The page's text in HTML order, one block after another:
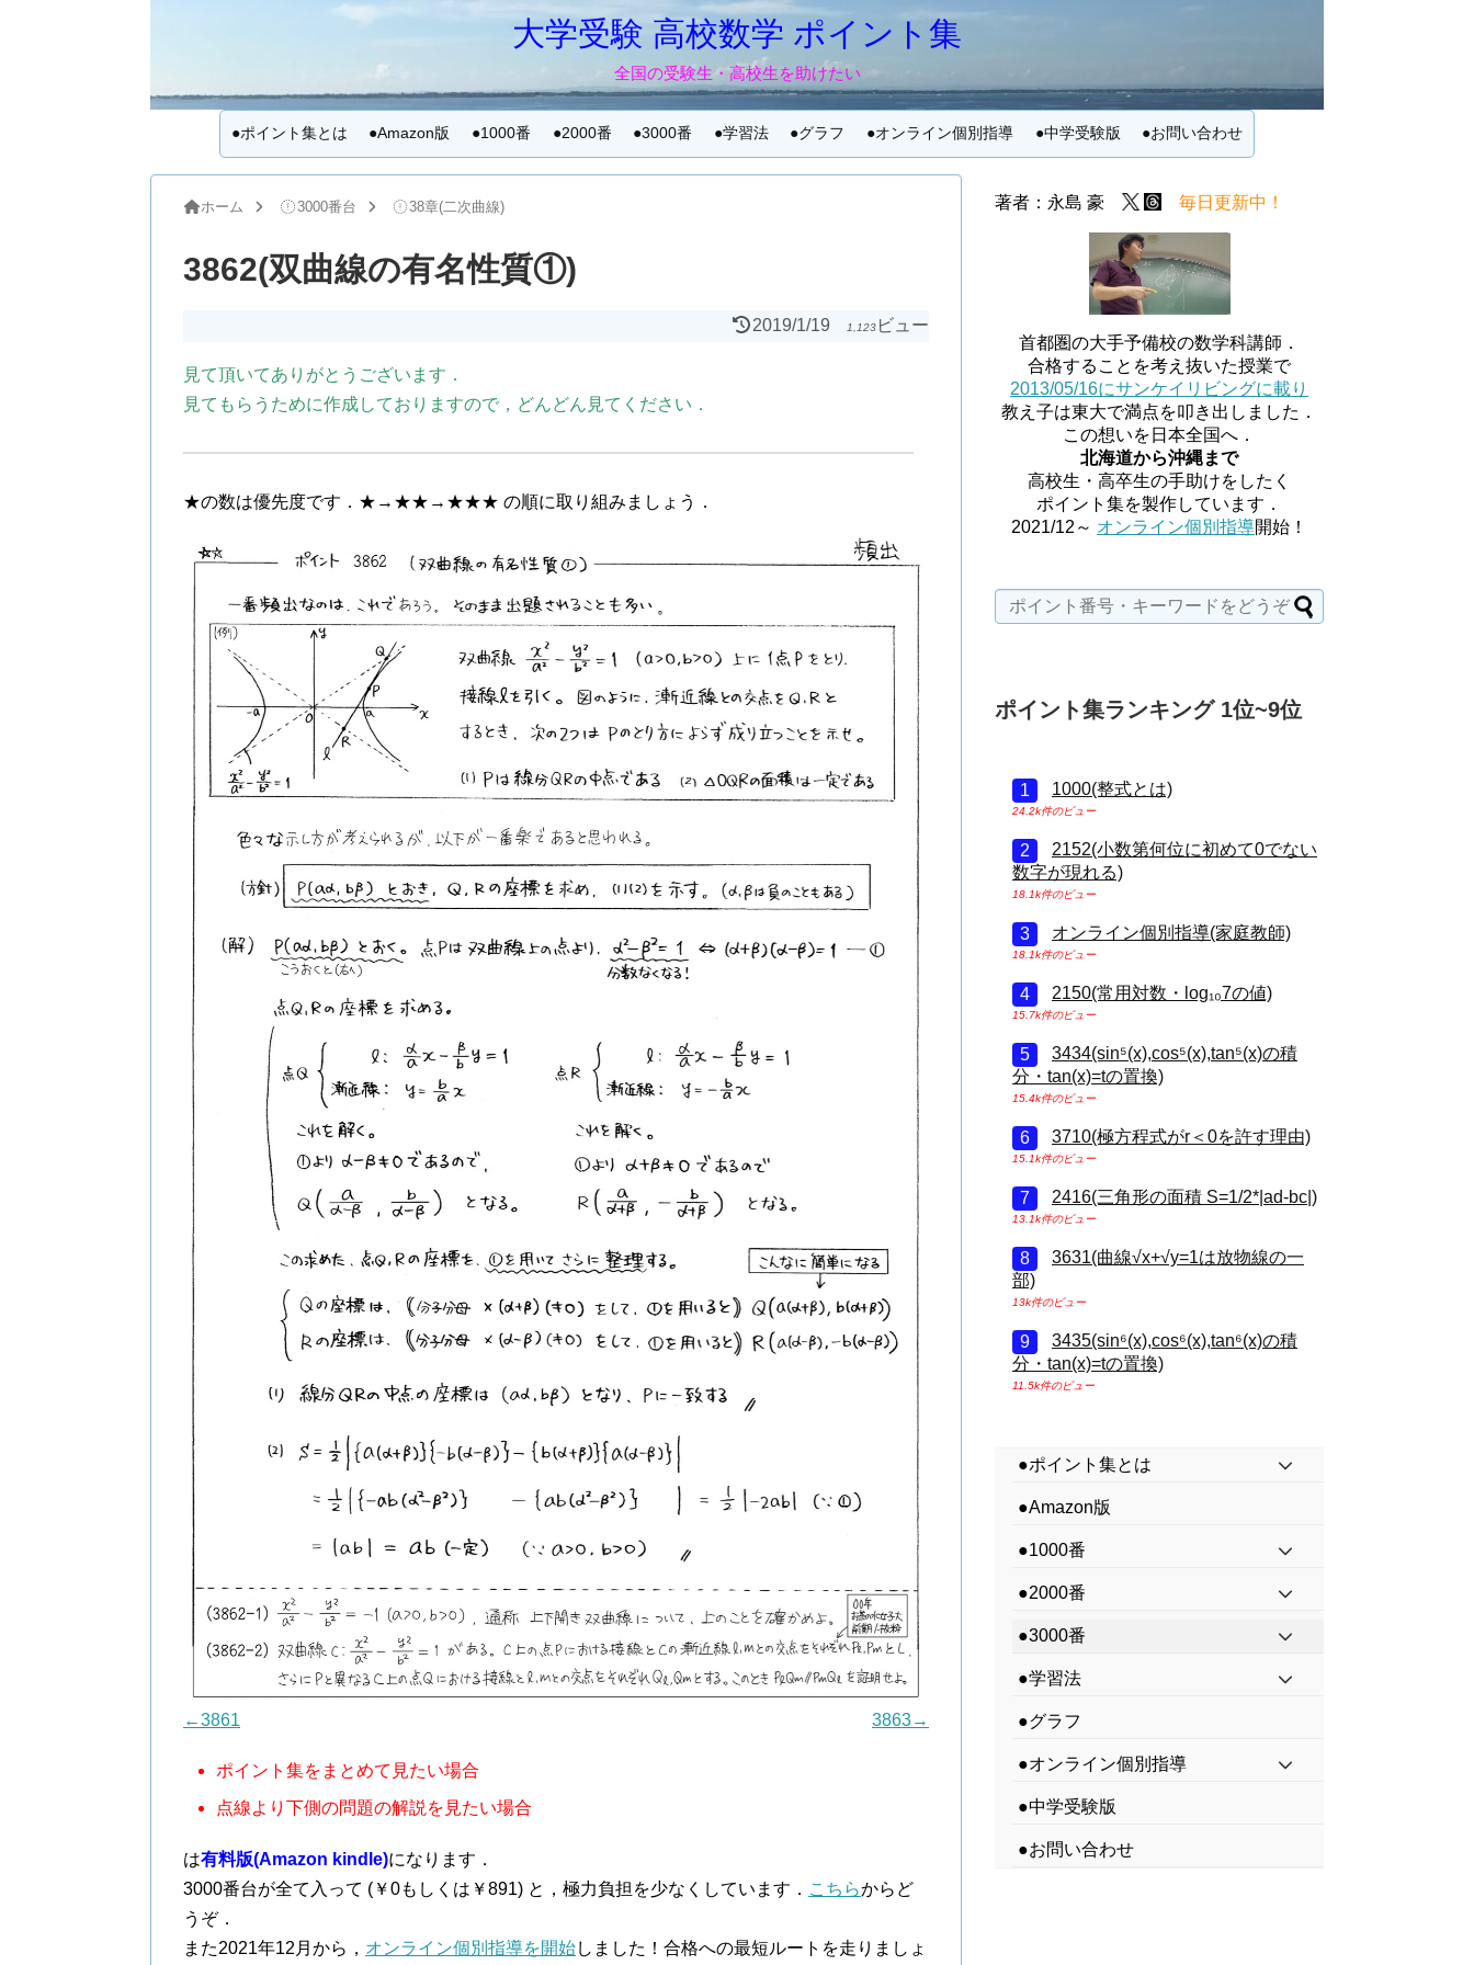
大学受験 高校数学 ポイント集
全国の受験生・高校生を助けたい
●ポイント集とは ●Amazon版 ●1000番 ●2000番 ●3000番 ●学習法 ●グラフ ●オンライン個別指導 ●中学受験版 ●お問い合わせ
ホーム 3000番台 38章(二次曲線)
3862(双曲線の有名性質①)
2019/1/19 1,123 ビュー
見て頂いてありがとうございます．
見てもらうために作成しておりますので，どんどん見てください．
★の数は優先度です．★→★★→★★★ の順に取り組みましょう．
←3861 3863→
ポイント集をまとめて見たい場合
点線より下側の問題の解説を見たい場合
は有料版(Amazon kindle)になります．
3000番台が全て入って (￥0もしくは￥891) と，極力負担を少なくしています． こちらからど
うぞ．
また2021年12月から， オンライン個別指導を開始しました！合格への最短ルートを走りましょ
著者：永島 豪 毎日更新中！
首都圏の大手予備校の数学科講師．
合格することを考え抜いた授業で
2013/05/16にサンケイリビングに載り
教え子は東大で満点を叩き出しました．
この想いを日本全国へ．
北海道から沖縄まで
高校生・高卒生の手助けをしたく
ポイント集を製作しています．
2021/12～ オンライン個別指導開始！
ポイント集ランキング 1位~9位
1000(整式とは)
24.2k件のビュー
2152(小数第何位に初めて0でない
数字が現れる)
18.1k件のビュー
オンライン個別指導(家庭教師)
18.1k件のビュー
2150(常用対数・log₁₀7の値)
15.7k件のビュー
3434(sin⁵(x),cos⁵(x),tan⁵(x)の積
分・tan(x)=tの置換)
15.4k件のビュー
3710(極方程式がr＜0を許す理由)
15.1k件のビュー
2416(三角形の面積 S=1/2*|ad-bc|)
13.1k件のビュー
3631(曲線√x+√y=1は放物線の一
部)
13k件のビュー
3435(sin⁶(x),cos⁶(x),tan⁶(x)の積
分・tan(x)=tの置換)
11.5k件のビュー
●ポイント集とは
●Amazon版
●1000番
●2000番
●3000番
●学習法
●グラフ
●オンライン個別指導
●中学受験版
●お問い合わせ